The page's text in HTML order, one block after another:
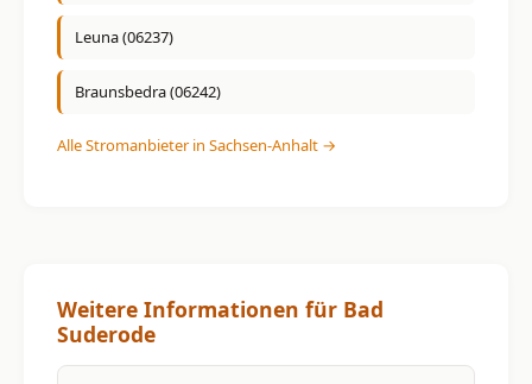
Leuna (06237)
Braunsbedra (06242)
Alle Stromanbieter in Sachsen-Anhalt →
Weitere Informationen für Bad
Suderode